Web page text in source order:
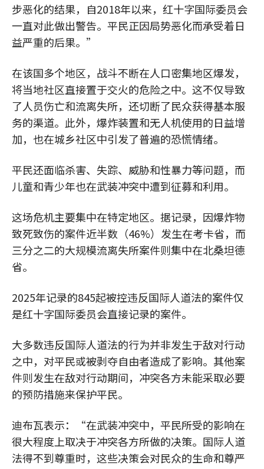
步恶化的结果，自2018年以来，红十字国际委员会
一直对此做出警告。平民正因局势恶化而承受着日
益严重的后果。”
在该国多个地区，战斗不断在人口密集地区爆发，
将当地社区直接置于交火的危险之中。这不仅导致
了人员伤亡和流离失所，还切断了民众获得基本服
务的渠道。此外，爆炸装置和无人机使用的日益增
加，也在城乡社区中引发了普遍的恐慌情绪。
平民还面临杀害、失踪、威胁和性暴力等问题，而
儿童和青少年也在武装冲突中遭到征募和利用。
这场危机主要集中在特定地区。据记录，因爆炸物
致死致伤的案件近半数（46%）发生在考卡省，而
三分之二的大规模流离失所案件则集中在北桑坦德
省。
2025年记录的845起被控违反国际人道法的案件仅
是红十字国际委员会直接记录的案件。
大多数违反国际人道法的行为并非发生于敌对行动
之中，对平民或被剥夺自由者造成了影响。其他案
件则发生在敌对行动期间，冲突各方未能采取必要
的预防措施来保护平民。
迪布瓦表示：“在武装冲突中，平民所受的影响在
很大程度上取决于冲突各方所做的决策。国际人道
法得不到尊重时，这些决策会对民众的生命和尊严